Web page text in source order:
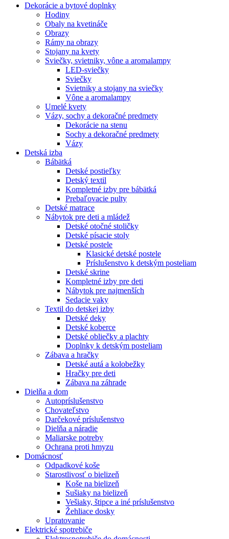
Dekorácie a bytové doplnky
Hodiny
Obaly na kvetináče
Obrazy
Rámy na obrazy
Stojany na kvety
Sviečky, svietniky, vône a aromalampy
LED-sviečky
Sviečky
Svietniky a stojany na sviečky
Vône a aromalampy
Umelé kvety
Vázy, sochy a dekoračné predmety
Dekorácie na stenu
Sochy a dekoračné predmety
Vázy
Detská izba
Bábätká
Detské postieľky
Detský textil
Kompletné izby pre bábätká
Prebaľovacie pulty
Detské matrace
Nábytok pre deti a mládež
Detské otočné stoličky
Detské písacie stoly
Detské postele
Klasické detské postele
Príslušenstvo k detským posteliam
Detské skrine
Kompletné izby pre deti
Nábytok pre najmenších
Sedacie vaky
Textil do detskej izby
Detské deky
Detské koberce
Detské obliečky a plachty
Doplnky k detským posteliam
Zábava a hračky
Detské autá a kolobežky
Hračky pre deti
Zábava na záhrade
Dielňa a dom
Autopríslušenstvo
Chovateľstvo
Darčekové príslušenstvo
Dielňa a náradie
Maliarske potreby
Ochrana proti hmyzu
Domácnosť
Odpadkové koše
Starostlivosť o bielizeň
Koše na bielizeň
Sušiaky na bielizeň
Vešiaky, štipce a iné príslušenstvo
Žehliace dosky
Upratovanie
Elektrické spotrebiče